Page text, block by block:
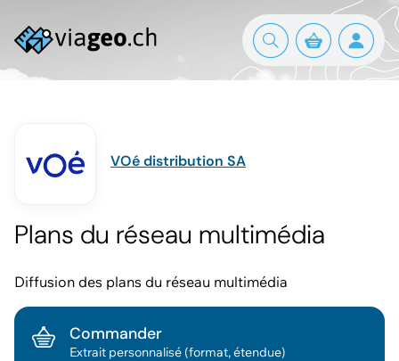
VOé distribution SA
Plans du réseau multimédia
Diffusion des plans du réseau multimédia
Commander
Extrait personnalisé (format, étendue)